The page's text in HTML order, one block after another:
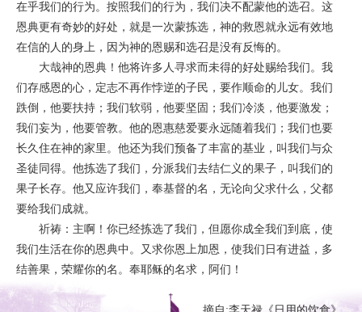
在乎我们的行为。按照我们的行为，我们决不配蒙他的选召。这
恩典更有奇妙的好处，就是一次蒙拣选，神的救恩就永远有效地
在信的人的身上，因为神的恩赐和选召是没有反悔的。
大哉神的恩典！他将许多人寻求而未得的好处赐给我们。我
们存感恩的心，定志不再作悖逆的子民，要作顺命的儿女。我们
跌倒，他要扶持；我们软弱，他要坚固；我们冷淡，他要激发；
我们妄为，他要管教。他的恩惠慈爱要永远随着我们；我们也要
长久住在神的家里。他还为我们预备了丰富的基业，叫我们与众
圣徒同得。他拣选了我们，分派我们去结仁义的果子，叫我们的
果子长存。他又应许我们，奉基督的名，无论向父求什么，父都
要给我们成就。
祈祷：主啊！你已经拣选了我们，但愿你成全我们到底，使
我们生活在你的恩典中。又求你恩上加恩，使我们日有进益，多
结善果，荣耀你的名。奉耶稣的名求，阿们！